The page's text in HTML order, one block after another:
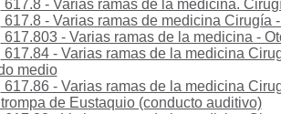
617.8 - Varias ramas de la medicina.
617.8 - Varias ramas de medicina Cirugía
617.803 - Varias ramas de la medicina -
617.84 - Varias ramas de la medicina
medio
617.86 - Varias ramas de la medicina
trompa de Eustaquio (conducto auditivo)